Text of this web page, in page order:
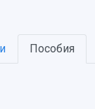
Пособия